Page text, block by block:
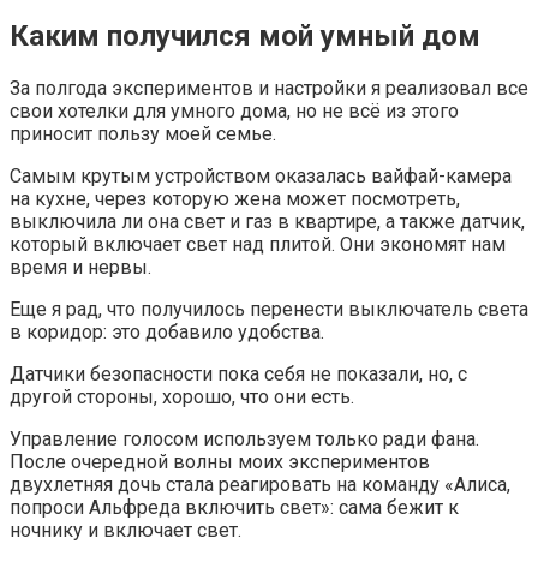
Каким получился мой умный дом
За полгода экспериментов и настройки я реализовал все
свои хотелки для умного дома, но не всё из этого
приносит пользу моей семье.
Самым крутым устройством оказалась вайфай-камера
на кухне, через которую жена может посмотреть,
выключила ли она свет и газ в квартире, а также датчик,
который включает свет над плитой. Они экономят нам
время и нервы.
Еще я рад, что получилось перенести выключатель света
в коридор: это добавило удобства.
Датчики безопасности пока себя не показали, но, с
другой стороны, хорошо, что они есть.
Управление голосом используем только ради фана.
После очередной волны моих экспериментов
двухлетняя дочь стала реагировать на команду «Алиса,
попроси Альфреда включить свет»: сама бежит к
ночнику и включает свет.